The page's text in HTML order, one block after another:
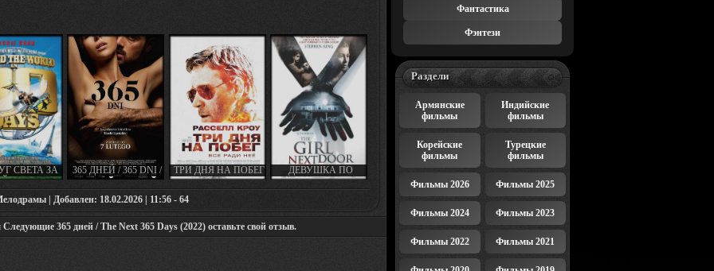
СВЕТА ЗА
/ AROUND
IN 80
(2004)
365 ДНЕЙ / 365 DNI /
365 DAYS (2022)
ТРИ ДНЯ НА ПОБЕГ
/ THE NEXT THREE
DAYS (2010)
ДЕВУШКА ПО
СОСЕДСТВУ /
ДЕВУШКА
GIRL NEXT DOOR
| Добавлен: 18.02.2026 | 11:56 - 64
365 дней / The Next 365 Days (2022) оставьте свой отзыв.
Фантастика
Фэнтези
Раздели
Армянские
фильмы
Индийские
фильмы
Корейские
фильмы
Турецкие
фильмы
Фильмы 2026 Фильмы 2025
Фильмы 2024 Фильмы 2023
Фильмы 2022 Фильмы 2021